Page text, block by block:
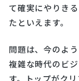
て確実にやりき
たといえます。
問題は、今のよ
複雑な時代のビ
す。トップがク